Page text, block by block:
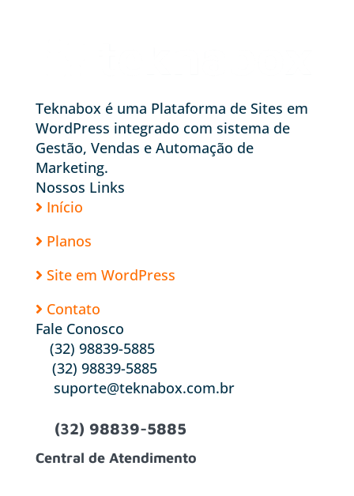
Teknabox é uma Plataforma de Sites em
WordPress integrado com sistema de
Gestão, Vendas e Automação de
Marketing.
Nossos Links
Início
Planos
Site em WordPress
Contato
Fale Conosco
(32) 98839-5885
(32) 98839-5885
suporte@teknabox.com.br
(32) 98839-5885
Central de Atendimento